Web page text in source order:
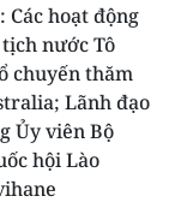
Các hoạt động
nước Tô
chuyến thăm
Lãnh đạo
Ủy viên Bộ
hội Lào